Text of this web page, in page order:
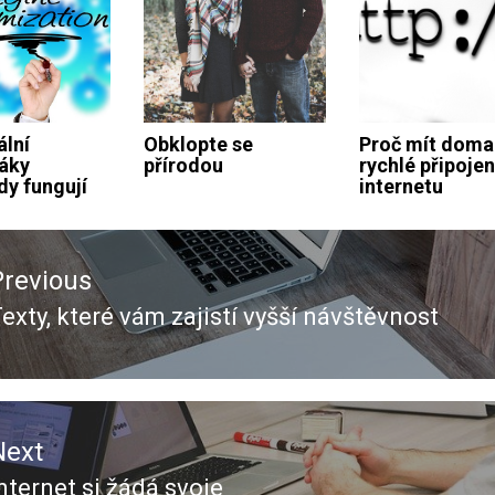
fungují
Obklopte se
přírodou
Proč mít doma
rychlé
internetu
které vám zajistí vyšší návštěvnost
si žádá svoje